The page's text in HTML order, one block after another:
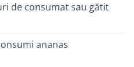
de consumat sau gătit
ananas